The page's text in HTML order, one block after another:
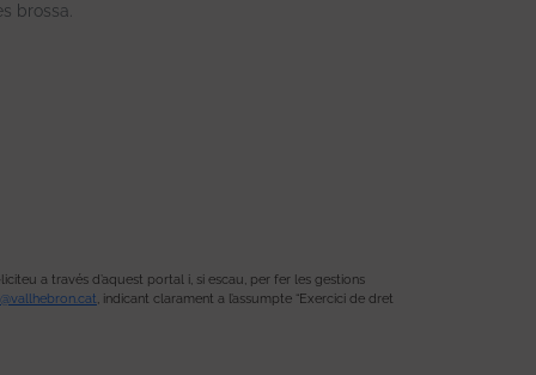
brossa.
a través d’aquest portal i, si escau, per fer les gestions
, indicant clarament a l’assumpte “Exercici de dret